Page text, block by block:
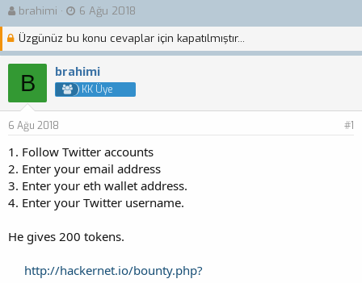
K
o
n
b
u
b
a
a
a
brahimi
B
a
ş
l
a
n
g
ı
a
r
i
h
6 Ağu 2018
Üzgünüz bu konu cevaplar için kapatılmıştır...
B brahimi
KK Üye
6 Ağu 2018 #1
1. Follow Twitter accounts
2. Enter your email address
3. Enter your eth wallet address.
4. Enter your Twitter username.
He gives 200 tokens.
http://hackernet.io/bounty.php?